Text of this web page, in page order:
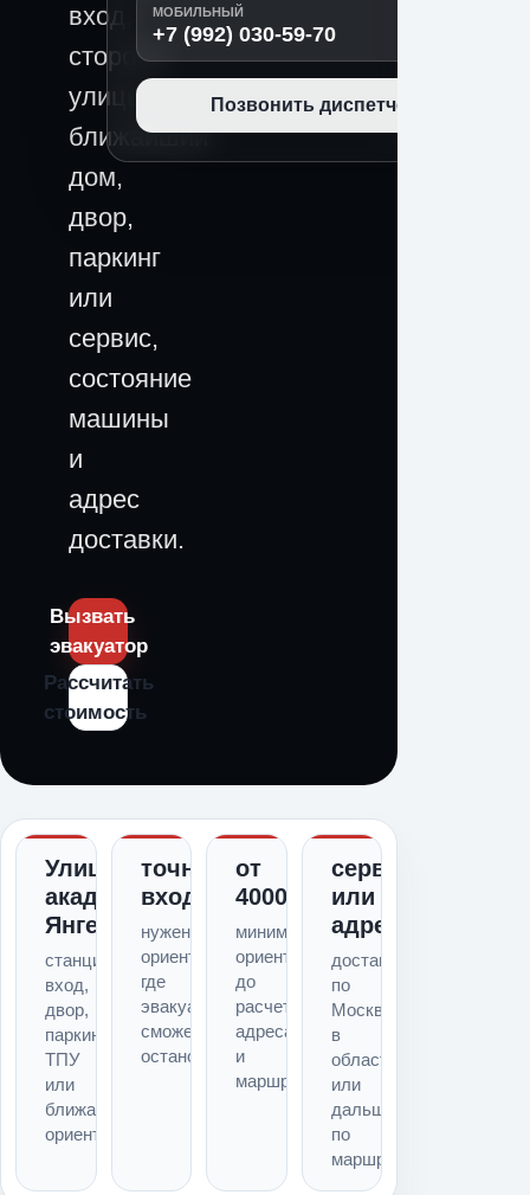
вход,
сторона
улицы,
ближайший
дом,
двор,
паркинг
или
сервис,
состояние
машины
и
адрес
доставки.
Вызвать
эвакуатор
Рассчитать
стоимость
МОБИЛЬНЫЙ
+7 (992) 030-59-70
Позвонить диспетчеру
Улица
академика
Янгеля
станция,
вход,
двор,
паркинг,
ТПУ
или
ближайший
ориентир
точный
вход
нужен
ориентир,
где
эвакуатор
сможет
остановиться
от
4000
минимальный
ориентир
до
расчета
адреса
и
маршрута
сервис
или
адрес
доставка
по
Москве,
в
область
или
дальше
по
маршруту